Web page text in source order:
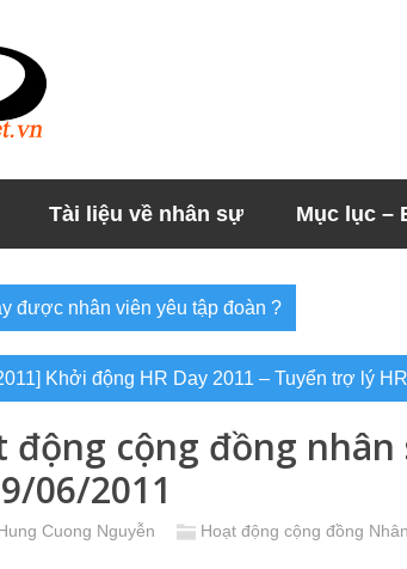
Tài liệu về nhân sự Mục lục –
được nhân viên yêu tập đoàn ?
Khởi động HR Day 2011 – Tuyển trợ lý
cộng đồng nhân
06/2011
Cuong Nguyễn Hoạt động cộng đồng